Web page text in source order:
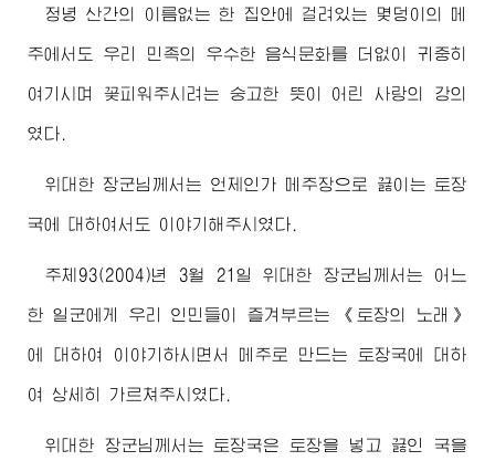
정녕 산간의 이름없는 한 집안에 걸려있는 몇덩이의 메
주에서도 우리 민족의 우수한 음식문화를 더없이 귀중히
여기시며 꽃피워주시려는 숭고한 뜻이 어린 사랑의 강의
였다.
위대한 장군님 께서는 언제인가 메주장으로 끓이는 토장
국에 대하여서도 이야기해주시였다.
주체93(2004)년 3월 21일위대한 장군님 께서는 어느
한 일군에게 우리 인민들이 즐겨부르는 《토장의 노래》
에 대하여 이야기하시면서 메주로 만드는 토장국에 대하
여 상세히 가르쳐주시였다.
위대한 장군님 께서는 토장국은 토장을 넣고 끓인 국을